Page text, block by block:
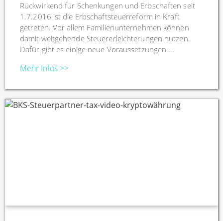
Rückwirkend für Schenkungen und Erbschaften seit
1.7.2016 ist die Erbschaftsteuerreform in Kraft
getreten. Vor allem Familienunternehmen können
damit weitgehende Steuererleichterungen nutzen.
Dafür gibt es einige neue Voraussetzungen....
Mehr Infos >>